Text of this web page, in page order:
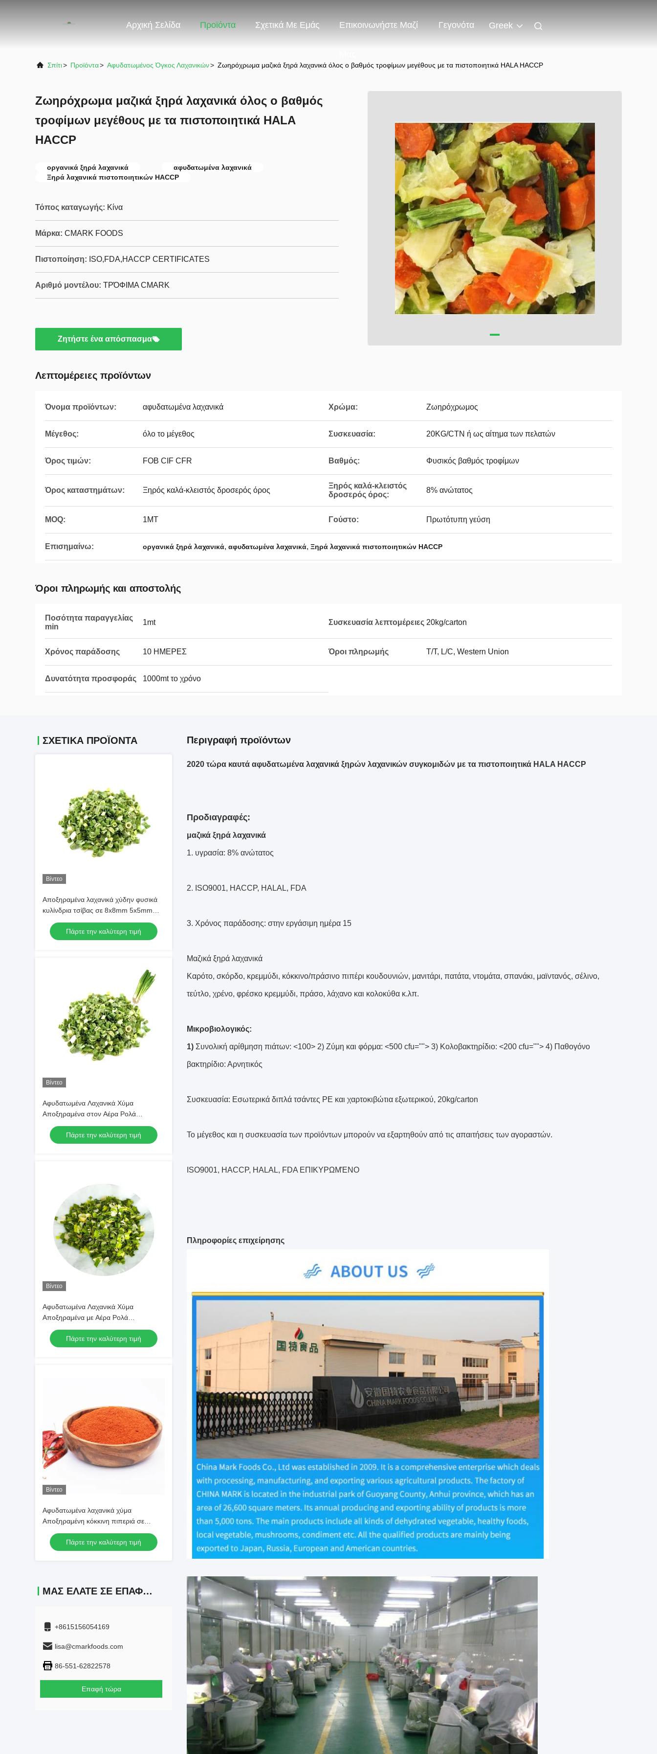
Αρχική Σελίδα Προϊόντα Σχετικά Με Εμάς Επικοινωνήστε Μαζί Γεγονότα Greek
Σπίτι> Προϊόντα> Αφυδατωμένος Όγκος Λαχανικών> Ζωηρόχρωμα μαζικά ξηρά λαχανικά όλος ο βαθμός τροφίμων μεγέθους με τα πιστοποιητικά HALA HACCP
Ζωηρόχρωμα μαζικά ξηρά λαχανικά όλος ο βαθμός
τροφίμων μεγέθους με τα πιστοποιητικά HALA
HACCP
οργανικά ξηρά λαχανικά
αφυδατωμένα λαχανικά
Ξηρά λαχανικά πιστοποιητικών HACCP
Τόπος καταγωγής: Κίνα
Μάρκα: CMARK FOODS
Πιστοποίηση: ISO,FDA,HACCP CERTIFICATES
Αριθμό μοντέλου: ΤΡΌΦΙΜΑ CMARK
Ζητήστε ένα απόσπασμα
Λεπτομέρειες προϊόντων
Όνομα προϊόντων: αφυδατωμένα λαχανικά Χρώμα: Ζωηρόχρωμος
Μέγεθος: όλο το μέγεθος Συσκευασία: 20KG/CTN ή ως αίτημα των πελατών
Όρος τιμών: FOB CIF CFR Βαθμός: Φυσικός βαθμός τροφίμων
Όρος καταστημάτων: Ξηρός καλά-κλειστός δροσερός όρος
Ξηρός καλά-κλειστός
δροσερός όρος:
8% ανώτατος
MOQ: 1MT Γούστο: Πρωτότυπη γεύση
Επισημαίνω: οργανικά ξηρά λαχανικά, αφυδατωμένα λαχανικά, Ξηρά λαχανικά πιστοποιητικών HACCP
Όροι πληρωμής και αποστολής
Ποσότητα παραγγελίας
min
1mt Συσκευασία λεπτομέρειες 20kg/carton
Χρόνος παράδοσης 10 ΗΜΕΡΕΣ Όροι πληρωμής T/T, L/C, Western Union
Δυνατότητα προσφοράς 1000mt το χρόνο
ΣΧΕΤΙΚΆ ΠΡΟΪΌΝΤΑ
Βίντεο
Αποξηραμένα λαχανικά χύδην φυσικά
κυλίνδρια τσίβας σε 8x8mm 5x5mm
3x3mm Μέγεθος Δεν υπάρχουν
πρόσθετα Προμηθευτής
Πάρτε την καλύτερη τιμή
Βίντεο
Αφυδατωμένα Λαχανικά Χύμα
Αποξηραμένα στον Αέρα Ρολά
Σχοινόπρασου 3*3mm 5*5mm Φυσικό
Χρώμα Γεύση Χωρίς Πρόσθετα
Μέγιστη Υγρασία 7% Συσκευασία σε
Πάρτε την καλύτερη τιμή
Βίντεο
Αφυδατωμένα Λαχανικά Χύμα
Αποξηραμένα με Αέρα Ρολά
Σχοινόπρασου 3*3mm 5*5mm Με
Φυσικό Χρώμα Και Γεύση
Πάρτε την καλύτερη τιμή
Βίντεο
Αφυδατωμένα λαχανικά χύμα
Αποξηραμένη κόκκινη πιπεριά σε
σκόνη SHU30000 Κόκκινη πιπεριά τσίλι
σε σκόνηΠάρτε την καλύτερη τιμή
ΜΑΣ ΕΛΆΤΕ ΣΕ ΕΠΑΦΉ ΜΕ
+8615156054169
lisa@cmarkfoods.com
86-551-62822578
Επαφή τώρα
Περιγραφή προϊόντων
2020 τώρα καυτά αφυδατωμένα λαχανικά ξηρών λαχανικών συγκομιδών με τα πιστοποιητικά HALA HACCP
Προδιαγραφές:
μαζικά ξηρά λαχανικά
1. υγρασία: 8% ανώτατος
2. ISO9001, HACCP, HALAL, FDA
3. Χρόνος παράδοσης: στην εργάσιμη ημέρα 15
Μαζικά ξηρά λαχανικά
Καρότο, σκόρδο, κρεμμύδι, κόκκινο/πράσινο πιπέρι κουδουνιών, μανιτάρι, πατάτα, ντομάτα, σπανάκι, μαϊντανός, σέλινο,
τεύτλο, χρένο, φρέσκο κρεμμύδι, πράσο, λάχανο και κολοκύθα κ.λπ.
Μικροβιολογικός:
1) Συνολική αρίθμηση πιάτων: <100> 2) Ζύμη και φόρμα: <500 cfu=""> 3) Κολοβακτηρίδιο: <200 cfu=""> 4) Παθογόνο
βακτηρίδιο: Αρνητικός
Συσκευασία: Εσωτερικά διπλά τσάντες PE και χαρτοκιβώτια εξωτερικού, 20kg/carton
Το μέγεθος και η συσκευασία των προϊόντων μπορούν να εξαρτηθούν από τις απαιτήσεις των αγοραστών.
ISO9001, HACCP, HALAL, FDA ΕΠΙΚΥΡΩΜΈΝΟ
Πληροφορίες επιχείρησης